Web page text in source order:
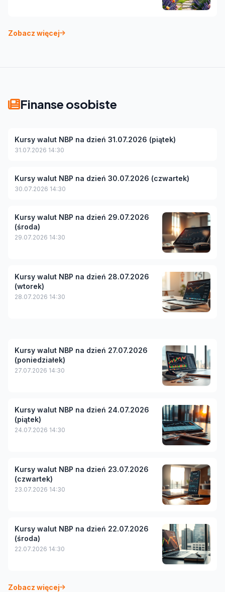
Zobacz więcej
Finanse osobiste
Kursy walut NBP na dzień 31.07.2026 (piątek)
31.07.2026 14:30
Kursy walut NBP na dzień 30.07.2026 (czwartek)
30.07.2026 14:30
Kursy walut NBP na dzień 29.07.2026
(środa)
29.07.2026 14:30
Kursy walut NBP na dzień 28.07.2026
(wtorek)
28.07.2026 14:30
Kursy walut NBP na dzień 27.07.2026
(poniedziałek)
27.07.2026 14:30
Kursy walut NBP na dzień 24.07.2026
(piątek)
24.07.2026 14:30
Kursy walut NBP na dzień 23.07.2026
(czwartek)
23.07.2026 14:30
Kursy walut NBP na dzień 22.07.2026
(środa)
22.07.2026 14:30
Zobacz więcej